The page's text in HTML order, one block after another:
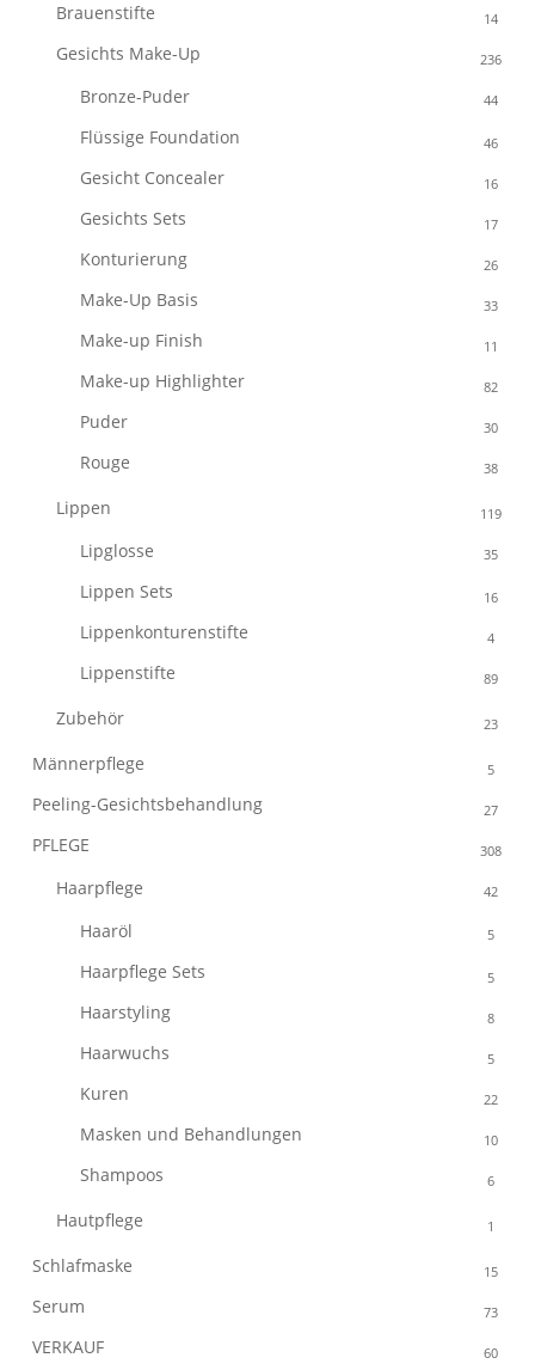
Brauenstifte 14
Gesichts Make-Up 236
Bronze-Puder 44
Flüssige Foundation 46
Gesicht Concealer 16
Gesichts Sets 17
Konturierung 26
Make-Up Basis 33
Make-up Finish 11
Make-up Highlighter 82
Puder 30
Rouge 38
Lippen 119
Lipglosse 35
Lippen Sets 16
Lippenkonturenstifte 4
Lippenstifte 89
Zubehör 23
Männerpflege 5
Peeling-Gesichtsbehandlung 27
PFLEGE 308
Haarpflege 42
Haaröl 5
Haarpflege Sets 5
Haarstyling 8
Haarwuchs 5
Kuren 22
Masken und Behandlungen 10
Shampoos 6
Hautpflege 1
Schlafmaske 15
Serum 73
VERKAUF 60